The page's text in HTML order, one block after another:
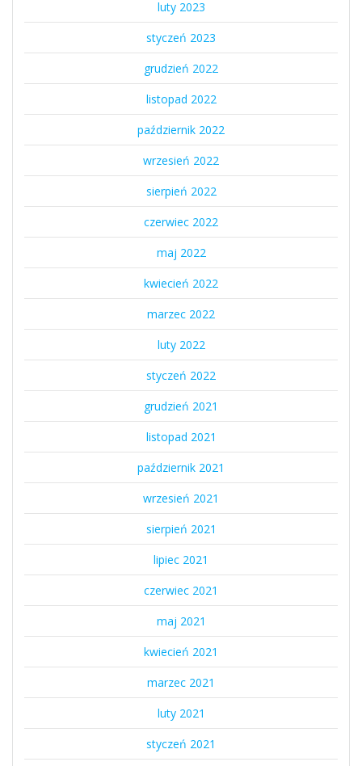
luty 2023
styczeń 2023
grudzień 2022
listopad 2022
październik 2022
wrzesień 2022
sierpień 2022
czerwiec 2022
maj 2022
kwiecień 2022
marzec 2022
luty 2022
styczeń 2022
grudzień 2021
listopad 2021
październik 2021
wrzesień 2021
sierpień 2021
lipiec 2021
czerwiec 2021
maj 2021
kwiecień 2021
marzec 2021
luty 2021
styczeń 2021